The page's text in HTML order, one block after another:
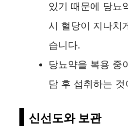
있기 때문에 당뇨
시 혈당이 지나치
습니다.
당뇨약을 복용 중
담 후 섭취하는
신선도와 보관